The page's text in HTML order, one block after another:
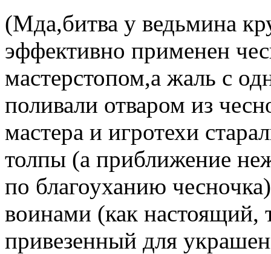
(Мда,битва у ведьмина
эффективно применен
мастерстопом,а жаль с
поливали отваром из
мастера и игротехи
толпы (а приближение
по благоуханию
воинами (как настоящий,
привезенный для